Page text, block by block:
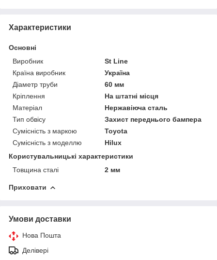
Характеристики
Основні
Виробник
St Line
Країна виробник
Україна
Діаметр труби
60 мм
Кріплення
На штатні місця
Матеріал
Нержавіюча сталь
Тип обвісу
Захист переднього бампера
Сумісність з маркою
Toyota
Сумісність з моделлю
Hilux
Користувальницькі характеристики
Товщина сталі
2 мм
Приховати
Умови доставки
Нова Пошта
Делівері